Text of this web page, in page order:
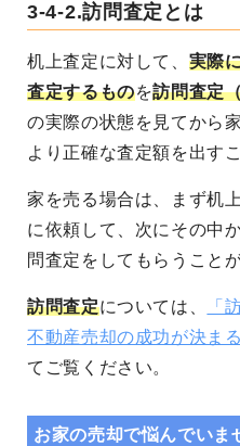
3-4-2.訪問査定とは
机上査定に対して、 実際
査定するものを訪問査定
の実際の状態を見てから
より正確な査定額を出す
家を売る場合は、まず机
に依頼して、次にその中
問査定をしてもらうこと
訪問査定については、
「
不動産売却の成功が決ま
てご覧ください。
お家の売却で悩んでいま